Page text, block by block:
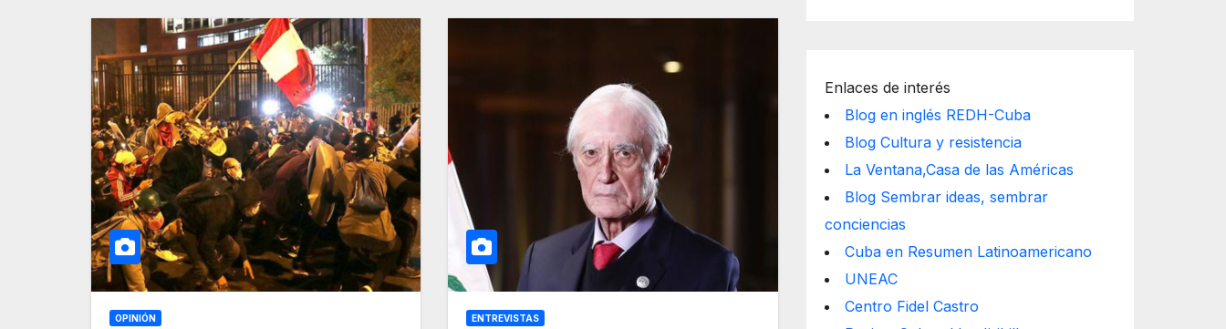
OPINIÓN ENTREVISTAS
Enlaces de interés
Blog en inglés REDH-Cuba
Blog Cultura y resistencia
La Ventana,Casa de las Américas
Blog Sembrar ideas, sembrar
conciencias
Cuba en Resumen Latinoamericano
UNEAC
Centro Fidel Castro